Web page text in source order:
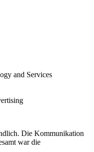
and Services
Die Kommunikation
war die